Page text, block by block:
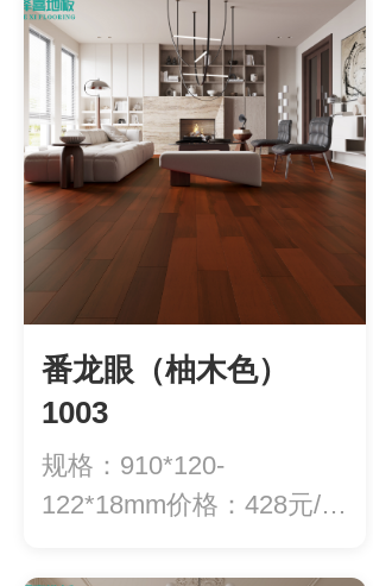
番龙眼（柚木色）
1003
规格：910*120-
122*18mm价格：428元/平